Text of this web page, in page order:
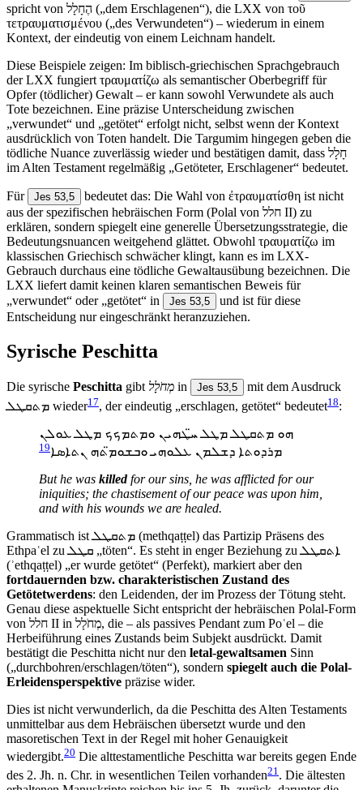
spricht von הֶחָלָל („dem Erschlagenen“), die LXX von τοῦ
τετραυματισμένου („des Verwundeten“) – wiederum in einem
Kontext, der eindeutig von einem Leichnam handelt.
Diese Beispiele zeigen: Im biblisch-griechischen Sprachgebrauch
der LXX fungiert τραυματίζω als semantischer Oberbegriff für
Opfer (tödlicher) Gewalt – er kann sowohl Verwundete als auch
Tote bezeichnen. Eine präzise Unterscheidung zwischen
„verwundet“ und „getötet“ erfolgt nicht, selbst wenn der Kontext
ausdrücklich von Toten handelt. Die Targumim hingegen geben die
tödliche Nuance zuverlässig wieder und bestätigen damit, dass חָלָל
im Alten Testament regelmäßig „Getöteter, Erschlagener“ bedeutet.
Für Jes 53,5
bedeutet das: Die Wahl von ἐτραυματίσθη ist nicht
aus der spezifischen hebräischen Form (Polal von חלל II) zu
erklären, sondern spiegelt eine generelle Übersetzungsstrategie, die
Bedeutungsnuancen weitgehend glättet. Obwohl τραυματίζω im
klassischen Griechisch schwächer klingt, kann es im LXX-
Gebrauch durchaus eine tödliche Gewaltausübung bezeichnen. Die
LXX liefert damit keinen klaren semantischen Beweis für
„verwundet“ oder „getötet“ in
Jes 53,5
und ist für diese
Entscheidung nur eingeschränkt heranzuziehen.
Syrische Peschitta
Die syrische Peschitta gibt מְחֹלָל in Jes 53,5
mit dem Ausdruck
ܡܬܩܛܠ wieder17, der eindeutig „erschlagen, getötet“ bedeutet18:
ܗܘ ܡܬܩܛܠ ܡܛܠ ܚ̈ܛܗܝܢ ܘܡܬܡܟܟ ܡܛܠ ܥܘܠܢ
ܡܪܕܘܬܐ ܕܫܠܡܢ ܥܠܘܗܝ ܘܒܫܘܡ̈ܬܗ ܢܬܐܣܐ19
But he was killedfor our sins, he was afflicted for our
iniquities; the chastisement of our peace was upon him,
and with his wounds we are healed.
Grammatisch ist ܡܬܩܛܠ (methqaṭṭel) das Partizip Präsens des
Ethpaʿel zu ܩܛܠ „töten“. Es steht in enger Beziehung zu ܐܬܩܛܠ
(ʾethqaṭṭel) „er wurde getötet“ (Perfekt), markiert aber den
fortdauernden bzw. charakteristischen Zustand des
Getötetwerdens: den Leidenden, der im Prozess der Tötung steht.
Genau diese aspektuelle Sicht entspricht der hebräischen Polal-Form
von חלל II in מְחֹלָל, die – als passives Pendant zum Poʿel – die
Herbeiführung eines Zustands beim Subjekt ausdrückt. Damit
bestätigt die Peschitta nicht nur den letal-gewaltsamen Sinn
(„durchbohren/erschlagen/töten“), sondern spiegelt auch die Polal-
Erleidensperspektive präzise wider.
Dies ist nicht verwunderlich, da die Peschitta des Alten Testaments
unmittelbar aus dem Hebräischen übersetzt wurde und den
masoretischen Text in der Regel mit hoher Genauigkeit
wiedergibt.20 Die alttestamentliche Peschitta war bereits gegen Ende
des 2. Jh. n. Chr. in wesentlichen Teilen vorhanden21 . Die ältesten